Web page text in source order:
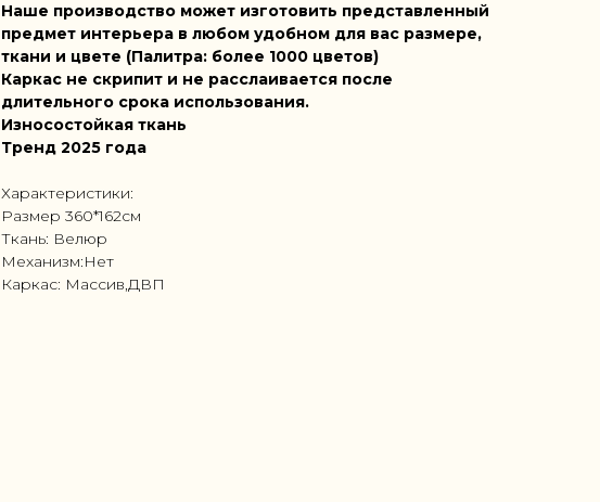
Наше производство может изготовить представленный
предмет интерьера в любом удобном для вас размере,
ткани и цвете (Палитра: более 1000 цветов)
Каркас не скрипит и не расслаивается после
длительного срока использования.
Износостойкая ткань
Тренд 2025 года
Характеристики:
Размер 360*162см
Ткань: Велюр
Механизм:Нет
Каркас: Массив,ДВП